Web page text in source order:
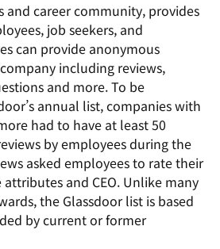
and career community, provides
job seekers, and
can provide anonymous
including reviews,
and more. To be
annual list, companies with
had to have at least 50
by employees during the
asked employees to rate their
and CEO. Unlike many
the Glassdoor list is based
by current or former